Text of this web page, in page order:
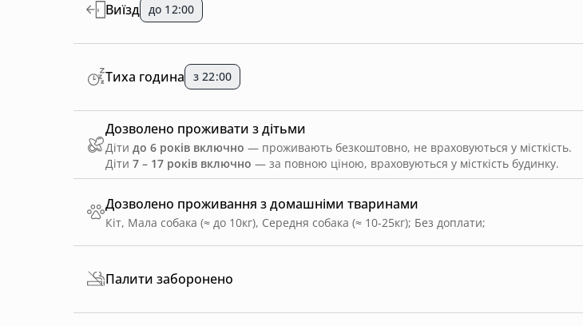
Дозволено проживання з домашніми тваринами
Кіт, Мала собака (≈ до 10кг), Середня собака (≈ 10-25кг); Без доплати;
Виїзд до 12:00
Дозволено проживати з дітьми
Діти до 6 років включно — проживають безкоштовно, не враховуються у місткість.
Діти 7 – 17 років включно — за повною ціною, враховуються у місткість будинку.
Тиха година з 22:00
Палити заборонено